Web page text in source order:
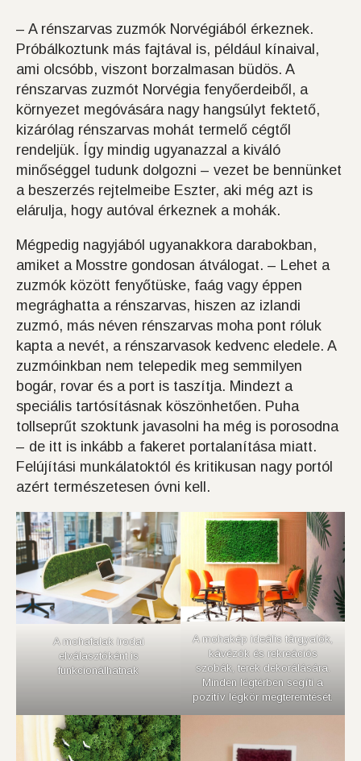
– A rénszarvas zuzmók Norvégiából érkeznek.
Próbálkoztunk más fajtával is, például kínaival,
ami olcsóbb, viszont borzalmasan büdös. A
rénszarvas zuzmót Norvégia fenyőerdeiből, a
környezet megóvására nagy hangsúlyt fektető,
kizárólag rénszarvas mohát termelő cégtől
rendeljük. Így mindig ugyanazzal a kiváló
minőséggel tudunk dolgozni – vezet be bennünket
a beszerzés rejtelmeibe Eszter, aki még azt is
elárulja, hogy autóval érkeznek a mohák.
​Mégpedig nagyjából ugyanakkora darabokban,
amiket a Mosstre gondosan átválogat. – Lehet a
zuzmók között fenyőtüske, faág vagy éppen
megrághatta a rénszarvas, hiszen az izlandi
zuzmó, más néven rénszarvas moha pont róluk
kapta a nevét, a rénszarvasok kedvenc eledele. A
zuzmóinkban nem telepedik meg semmilyen
bogár, rovar és a port is taszítja. Mindezt a
speciális tartósításnak köszönhetően. Puha
tollseprűt szoktunk javasolni ha még is porosodna
– de itt is inkább a fakeret portalanítása miatt.
Felújítási munkálatoktól és kritikusan nagy portól
azért természetesen óvni kell.
A mohafalak irodai
elválasztóként is
funkcionálhatnak
A mohakép ideális tárgyalók,
kávézók és rekreációs
szobák, terek dekorálására.
Minden légtérben segíti a
pozitív légkör megteremtését.